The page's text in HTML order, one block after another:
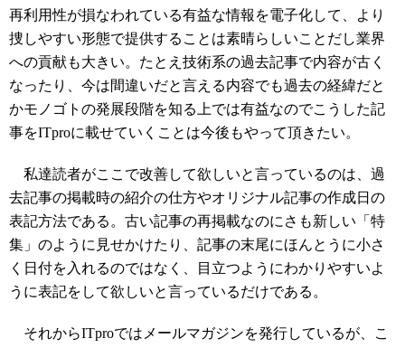
再利用性が損なわれている有益な情報を電子化して、より
捜しやすい形態で提供することは素晴らしいことだし業界
への貢献も大きい。たとえ技術系の過去記事で内容が古く
なったり、今は間違いだと言える内容でも過去の経緯だと
かモノゴトの発展段階を知る上では有益なのでこうした記
事をITproに載せていくことは今後もやって頂きたい。
私達読者がここで改善して欲しいと言っているのは、過
去記事の掲載時の紹介の仕方やオリジナル記事の作成日の
表記方法である。古い記事の再掲載なのにさも新しい「特
集」のように見せかけたり、記事の末尾にほんとうに小さ
く日付を入れるのではなく、目立つようにわかりやすいよ
うに表記をして欲しいと言っているだけである。
それからITproではメールマガジンを発行しているが、こ